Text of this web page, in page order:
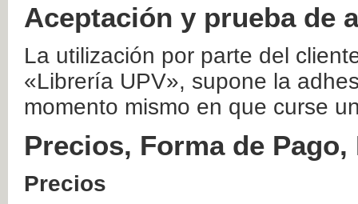
Aceptación y prueba de
La utilización por parte del
«Librería UPV», supone la
momento mismo en que curse
Precios, Forma de
Precios